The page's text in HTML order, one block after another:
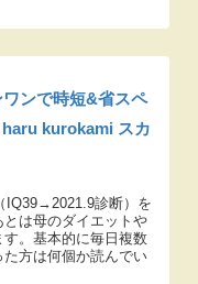
ンで時短&省スペ
haru kurokami スカ
IQ39→2021.9診断）を
は母のダイエットや
。基本的に毎日複数
方は何個か読んでい